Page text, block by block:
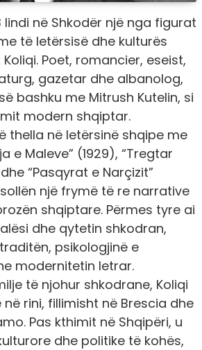
lindi në Shkodër një nga figurat
të letërsisë dhe kulturës
Poet, romancier, eseist,
gazetar dhe albanolog,
bashku me Mitrush Kutelin, si
modern shqiptar.
thella në letërsinë shqipe me
e Maleve” (1929), “Tregtar
“Pasqyrat e Narçizit”
një frymë të re narrative
shqiptare. Përmes tyre ai
dhe qytetin shkodran,
psikologjinë e
modernitetin letrar.
të njohur shkodrane, Koliqi
rini, fillimisht në Brescia dhe
Pas kthimit në Shqipëri, u
dhe politike të kohës,